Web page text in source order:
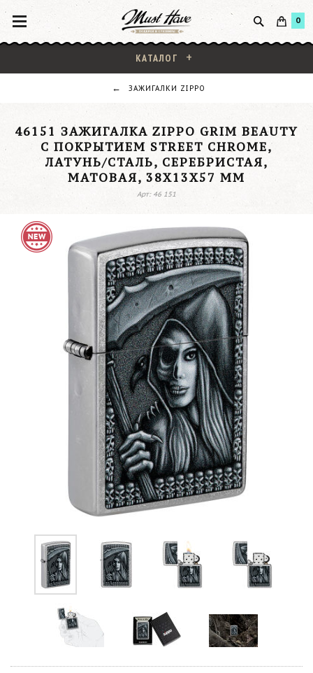
0
КАТАЛОГ
ЗАЖИГАЛКИ ZIPPO
46151 ЗАЖИГАЛКА ZIPPO GRIM BEAUTY
С ПОКРЫТИЕМ STREET CHROME,
ЛАТУНЬ/СТАЛЬ, СЕРЕБРИСТАЯ,
МАТОВАЯ, 38X13X57 ММ
Арт: 46 151